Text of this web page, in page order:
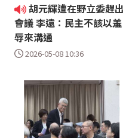
胡元輝遭在野立委趕出
會議 李遠：民主不該以羞
辱來溝通
2026-05-08 10:36